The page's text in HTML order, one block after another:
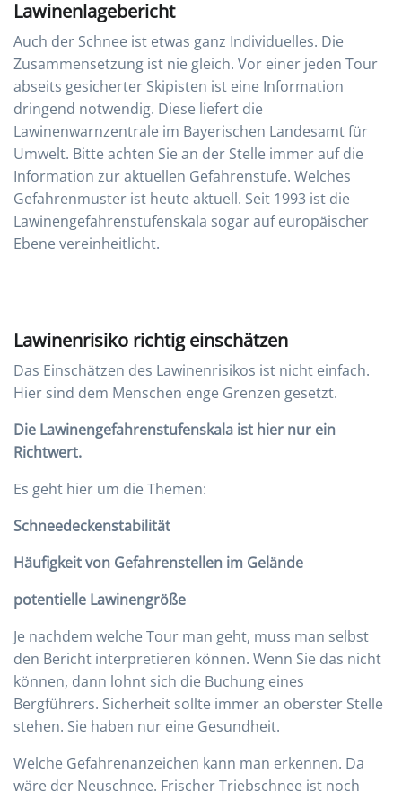
Lawinenlagebericht
Auch der Schnee ist etwas ganz Individuelles. Die
Zusammensetzung ist nie gleich. Vor einer jeden Tour
abseits gesicherter Skipisten ist eine Information
dringend notwendig. Diese liefert die
Lawinenwarnzentrale im Bayerischen Landesamt für
Umwelt. Bitte achten Sie an der Stelle immer auf die
Information zur aktuellen Gefahrenstufe. Welches
Gefahrenmuster ist heute aktuell. Seit 1993 ist die
Lawinengefahrenstufenskala sogar auf europäischer
Ebene vereinheitlicht.
Lawinenrisiko richtig einschätzen
Das Einschätzen des Lawinenrisikos ist nicht einfach.
Hier sind dem Menschen enge Grenzen gesetzt.
Die Lawinengefahrenstufenskala ist hier nur ein
Richtwert.
Es geht hier um die Themen:
Schneedeckenstabilität
Häufigkeit von Gefahrenstellen im Gelände
potentielle Lawinengröße
Je nachdem welche Tour man geht, muss man selbst
den Bericht interpretieren können. Wenn Sie das nicht
können, dann lohnt sich die Buchung eines
Bergführers. Sicherheit sollte immer an oberster Stelle
stehen. Sie haben nur eine Gesundheit.
Welche Gefahrenanzeichen kann man erkennen. Da
wäre der Neuschnee. Frischer Triebschnee ist noch